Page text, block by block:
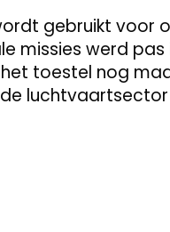
gebruikt voor
missies werd pas
toestel nog